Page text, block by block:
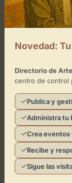
Anfiteatro de
Almería
Artes escénicas
Novedad:
Directorio de Arte
centro de control
Publica y
Administra tu
Crea eventos
Recibe y
Sigue las